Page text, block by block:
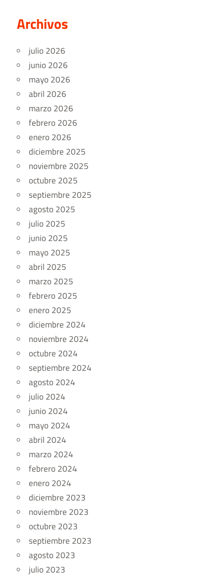
Archivos
julio 2026
junio 2026
mayo 2026
abril 2026
marzo 2026
febrero 2026
enero 2026
diciembre 2025
noviembre 2025
octubre 2025
septiembre 2025
agosto 2025
julio 2025
junio 2025
mayo 2025
abril 2025
marzo 2025
febrero 2025
enero 2025
diciembre 2024
noviembre 2024
octubre 2024
septiembre 2024
agosto 2024
julio 2024
junio 2024
mayo 2024
abril 2024
marzo 2024
febrero 2024
enero 2024
diciembre 2023
noviembre 2023
octubre 2023
septiembre 2023
agosto 2023
julio 2023